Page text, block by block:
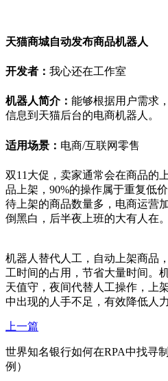
天猫商城自动发布商品机器人
开发者： 我心还在工作室
机器人简介： 能够根据用户需求
信息到天猫后台的电商机器人。
适用场景： 电商/互联网零售
双11大促，卖家通常会在商品的
品上架，90%的操作属于重复低
待上架的商品数量多，电商运营
倒黑白，后半夜上班的大有人在。
机器人替代人工，自动上架商品
工时间的占用，节省大量时间。
天值守，夜间代替人工操作，上
中出现的人手不足，有效降低人力
上一篇
世界知名银行如何在RPA中找寻
例）